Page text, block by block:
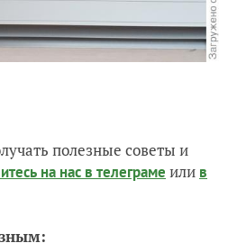
полезные советы и
на нас в телеграме или в